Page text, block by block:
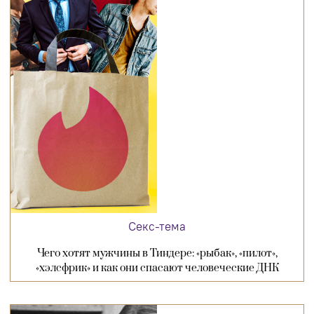
Секс-тема
Чего хотят мужчины в Тиндере: «рыбак», «пилот»,
«хэлсфрик» и как они спасают человеческие ДНК